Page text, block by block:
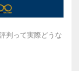
判って実際どうな